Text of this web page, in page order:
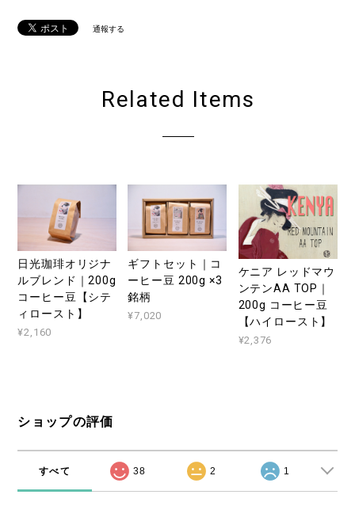
通報する
Related Items
日光珈琲オリジナ
ルブレンド｜200g
コーヒー豆【シテ
ィロースト】
¥2,160
ギフトセット｜コ
ーヒー豆 200g ×3
銘柄
¥7,020
ケニア レッドマウ
ンテンAA TOP｜
200g コーヒー豆
【ハイロースト】
¥2,376
ショップの評価
すべて 38 2 1